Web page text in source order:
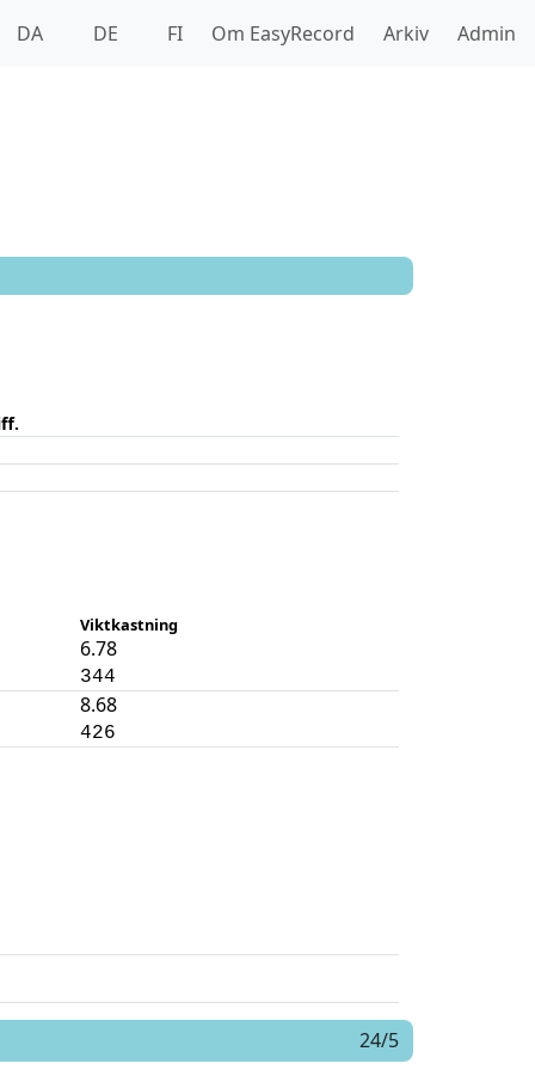
DA DE FI Om EasyRecord Arkiv Admin
Viktkastning
6.78
344
8.68
426
24/5